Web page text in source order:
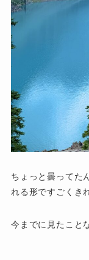
ちょっと曇ってた
れる形ですごくき
今までに見たこと